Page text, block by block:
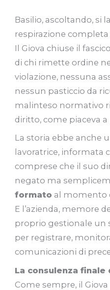
Basilio, ascoltando, si
respirazione
Il Giova chiuse il
di chi rimette ordine
violazione, nessuna
nessun pasticcio da
malinteso normativo
diritto, come piaceva a
La storia ebbe anche
lavoratrice, informata
comprese che il suo
negato ma
formato al momento
E l’azienda, memore
proprio gestionale un
per registrare,
comunicazioni di
La consulenza finale
Come sempre, il